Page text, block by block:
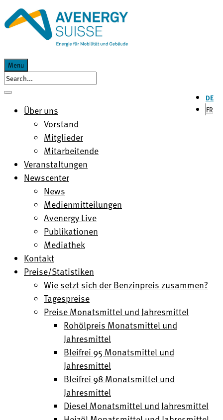
Menu
DE
FR
Über uns
Vorstand
Mitglieder
Mitarbeitende
Veranstaltungen
Newscenter
News
Medienmitteilungen
Avenergy Live
Publikationen
Mediathek
Kontakt
Preise/Statistiken
Wie setzt sich der Benzinpreis zusammen?
Tagespreise
Preise Monatsmittel und Jahresmittel
Rohölpreis Monatsmittel und
Jahresmittel
Bleifrei 95 Monatsmittel und
Jahresmittel
Bleifrei 98 Monatsmittel und
Jahresmittel
Diesel Monatsmittel und Jahresmittel